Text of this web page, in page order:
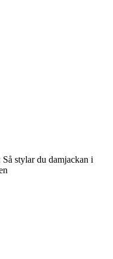
stylar du damjackan i